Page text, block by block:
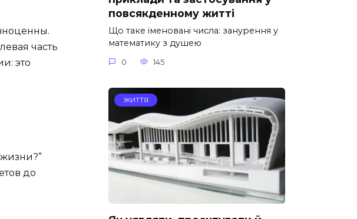
часть
это
до
повсякденному житті
Що таке іменовані числа: занурення у
математику з душею
0 145
ЖИТТЯ